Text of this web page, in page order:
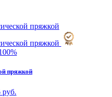
пряжкой
руб.